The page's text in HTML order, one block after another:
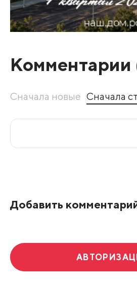
Комментарии
Сначала новые Сначала
Добавить